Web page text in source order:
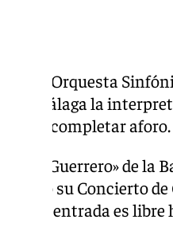
y la Orquesta
de Málaga la
hasta completar aforo.
Guerrero» de la
su Concierto
La entrada es